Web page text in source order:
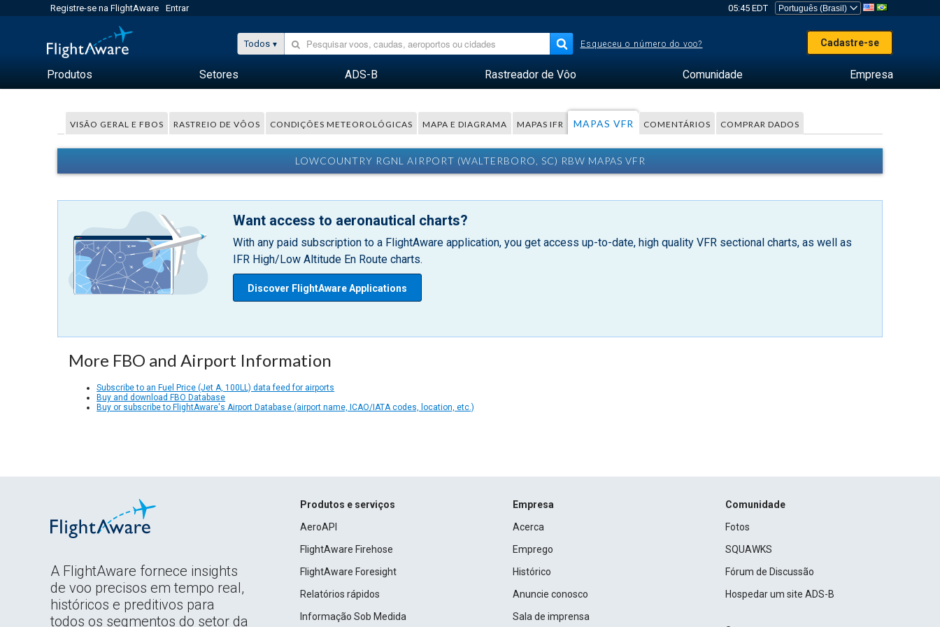
Registre-se na FlightAware Entrar 05:45 EDT
Todos Esqueceu o número do voo? Cadastre-se
Produtos Setores ADS-B Rastreador de Vôo Comunidade Empresa
VISÃO GERAL E FBOS RASTREIO DE VÔOS CONDIÇÕES METEOROLÓGICAS MAPA E DIAGRAMA MAPAS IFR MAPAS VFR COMENTÁRIOS COMPRAR DADOS
LOWCOUNTRY RGNL AIRPORT (WALTERBORO, SC) RBW MAPAS VFR
Want access to aeronautical charts?
With any paid subscription to a FlightAware application, you get access up-to-date, high quality VFR sectional charts, as well as
IFR High/Low Altitude En Route charts.
Discover FlightAware Applications
More FBO and Airport Information
Subscribe to an Fuel Price (Jet A, 100LL) data feed for airports
Buy and download FBO Database
Buy or subscribe to FlightAware's Airport Database (airport name, ICAO/IATA codes, location, etc.)
A FlightAware fornece insights
de voo precisos em tempo real,
históricos e preditivos para
todos os segmentos do setor da
Produtos e serviços
AeroAPI
FlightAware Firehose
FlightAware Foresight
Relatórios rápidos
Informação Sob Medida
Empresa
Acerca
Emprego
Histórico
Anuncie conosco
Sala de imprensa
Comunidade
Fotos
SQUAWKS
Fórum de Discussão
Hospedar um site ADS-B